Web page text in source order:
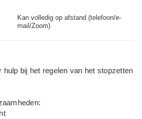
Kan volledig op afstand (telefoon/e-
mail/Zoom)
bij het regelen van het stopzetten